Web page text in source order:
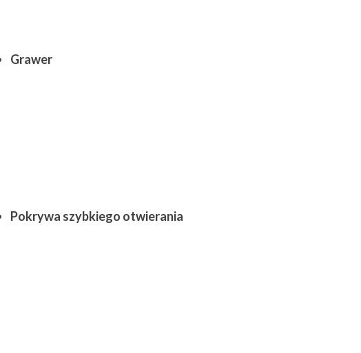
Grawer
Pokrywa szybkiego otwierania